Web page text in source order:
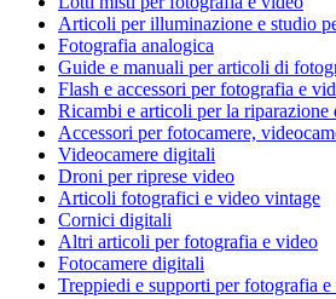
Articoli per illuminazione e studio
Fotografia analogica
Guide e manuali per articoli di
Flash e accessori per fotografia e
Ricambi e articoli per la
Accessori per fotocamere,
Videocamere digitali
Droni per riprese video
Articoli fotografici e video vintage
Cornici digitali
Altri articoli per fotografia e video
Fotocamere digitali
Treppiedi e supporti per fotografia